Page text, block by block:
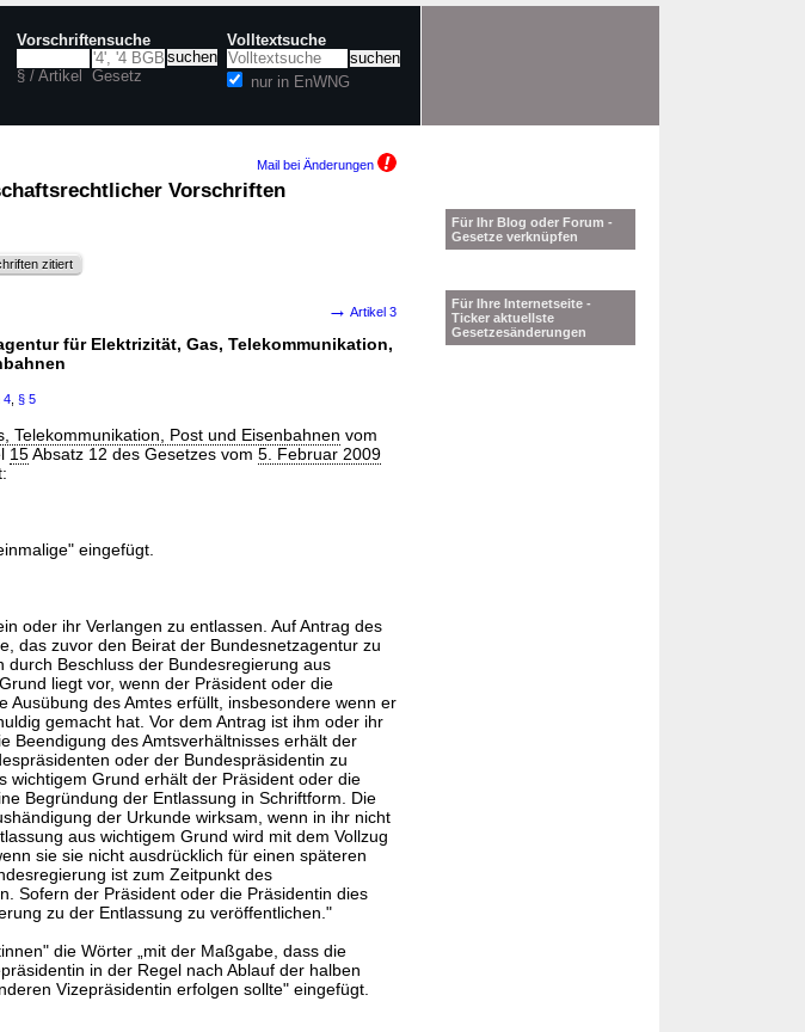
Vorschriftensuche
§ / Artikel Gesetz
Volltextsuche
nur in EnWNG
Mail bei Änderungen
Vorschriften
zitiert
→ Artikel 3
für Elektrizität, Gas, Telekommunikation,
4 § 5
Telekommunikation, Post und Eisenbahnen vom
15Absatz 12 des Gesetzes vom 5. Februar 2009
eingefügt.
oder ihr Verlangen zu entlassen. Auf Antrag des
das zuvor den Beirat der Bundesnetzagentur zu
Beschluss der Bundesregierung aus
liegt vor, wenn der Präsident oder die
Ausübung des Amtes erfüllt, insbesondere wenn er
gemacht hat. Vor dem Antrag ist ihm oder ihr
Beendigung des Amtsverhältnisses erhält der
oder der Bundespräsidentin zu
wichtigem Grund erhält der Präsident oder die
Begründung der Entlassung in Schriftform. Die
der Urkunde wirksam, wenn in ihr nicht
aus wichtigem Grund wird mit dem Vollzug
sie sie nicht ausdrücklich für einen späteren
ist zum Zeitpunkt des
Sofern der Präsident oder die Präsidentin dies
zu der Entlassung zu veröffentlichen."
die Wörter „mit der Maßgabe, dass die
in der Regel nach Ablauf der halben
Vizepräsidentin erfolgen sollte" eingefügt.
Für Ihr Blog oder Forum -
Gesetze verknüpfen
Für Ihre Internetseite -
Ticker aktuellste
Gesetzesänderungen